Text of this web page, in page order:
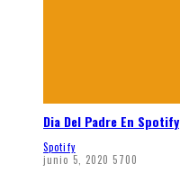
Dia Del Padre En Spotify
Spotify
junio 5, 2020 5700